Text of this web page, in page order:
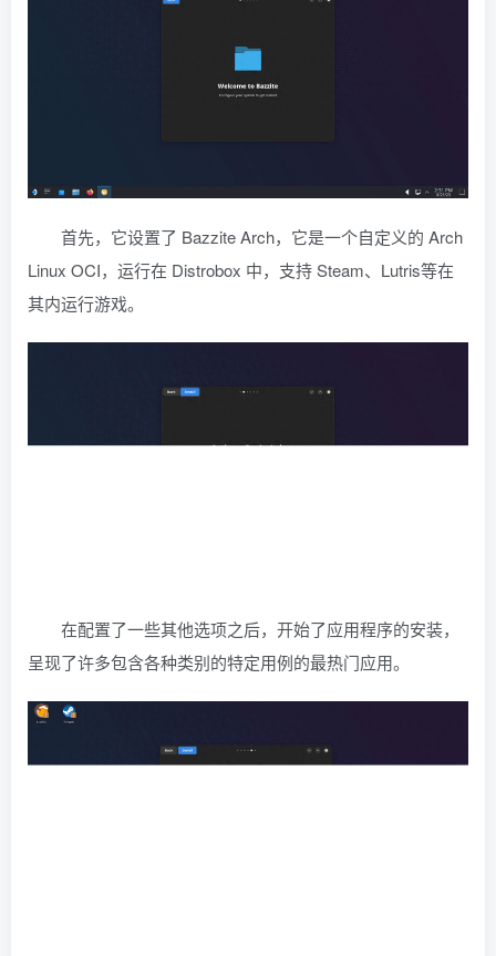
首先，它设置了 Bazzite Arch，它是一个自定义的 Arch
Linux OCI，运行在 Distrobox 中，支持 Steam、Lutris等在
其内运行游戏。
在配置了一些其他选项之后，开始了应用程序的安装，
呈现了许多包含各种类别的特定用例的最热门应用。